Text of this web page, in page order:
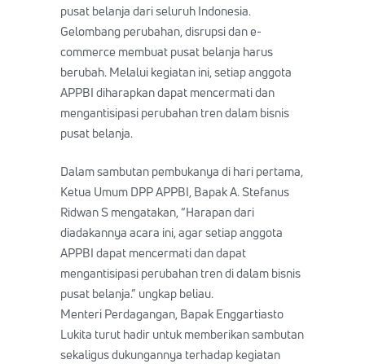
pusat belanja dari seluruh Indonesia.
Gelombang perubahan, disrupsi dan e-
commerce membuat pusat belanja harus
berubah. Melalui kegiatan ini, setiap anggota
APPBI diharapkan dapat mencermati dan
mengantisipasi perubahan tren dalam bisnis
pusat belanja.
Dalam sambutan pembukanya di hari pertama,
Ketua Umum DPP APPBI, Bapak A. Stefanus
Ridwan S mengatakan, “Harapan dari
diadakannya acara ini, agar setiap anggota
APPBI dapat mencermati dan dapat
mengantisipasi perubahan tren di dalam bisnis
pusat belanja.” ungkap beliau.
Menteri Perdagangan, Bapak Enggartiasto
Lukita turut hadir untuk memberikan sambutan
sekaligus dukungannya terhadap kegiatan